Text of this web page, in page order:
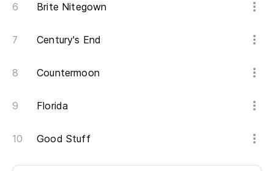
Brite Nitegown
Century's End
Countermoon
Florida
Good Stuff